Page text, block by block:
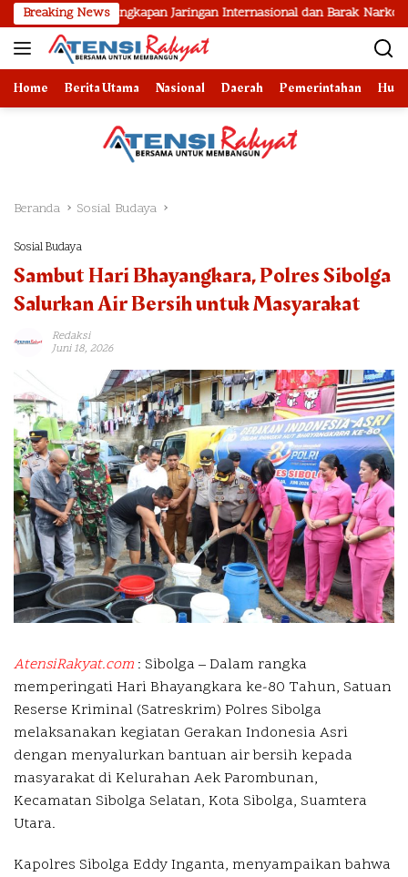
Langsung
ke
konten
Breaking NewsJaringan Internasional dan Barak Narkoba 2
Home Berita Utama Nasional Daerah Pemerintahan
Beranda Sosial Budaya
Sosial Budaya
Sambut Hari Bhayangkara, Polres Sibolga
Salurkan Air Bersih untuk Masyarakat
Redaksi
Juni 18, 2026
AtensiRakyat.com : Sibolga – Dalam rangka
memperingati Hari Bhayangkara ke-80 Tahun, Satuan
Reserse Kriminal (Satreskrim) Polres Sibolga
melaksanakan kegiatan Gerakan Indonesia Asri
dengan menyalurkan bantuan air bersih kepada
masyarakat di Kelurahan Aek Parombunan,
Kecamatan Sibolga Selatan, Kota Sibolga, Suamtera
Utara.
Kapolres Sibolga Eddy Inganta, menyampaikan bahwa